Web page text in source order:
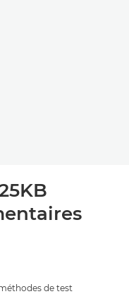
de test